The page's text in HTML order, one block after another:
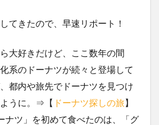
てきたので、早速リポート！
大好きだけど、ここ数年の間
系のドーナツが続々と登場して
都内や旅先でドーナツを見つけ
うに。⇒【 ドーナツ探しの旅】
ナツ」を初めて食べたのは、「グ